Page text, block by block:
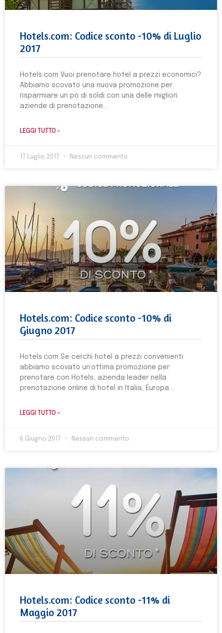
Hotels.com: Codice sconto -10% di Luglio
2017
Hotels.com Vuoi prenotare hotel a prezzi economici?
Abbiamo scovato una nuova promozione per
risparmiare un pò di soldi con una delle migliori
aziende di prenotazione
LEGGI TUTTO »
17 Luglio 2017 Nessun commento
Hotels.com: Codice sconto -10% di
Giugno 2017
Hotels.com Se cerchi hotel a prezzi convenienti
abbiamo scovato un’ottima promozione per
prenotare con Hotels, azienda leader nella
prenotazione online di hotel in Italia, Europa
LEGGI TUTTO »
6 Giugno 2017 Nessun commento
Hotels.com: Codice sconto -11% di
Maggio 2017